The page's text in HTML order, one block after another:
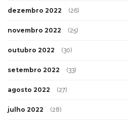
dezembro 2022 (26)
novembro 2022 (25)
outubro 2022 (30)
setembro 2022 (33)
agosto 2022 (27)
julho 2022 (28)